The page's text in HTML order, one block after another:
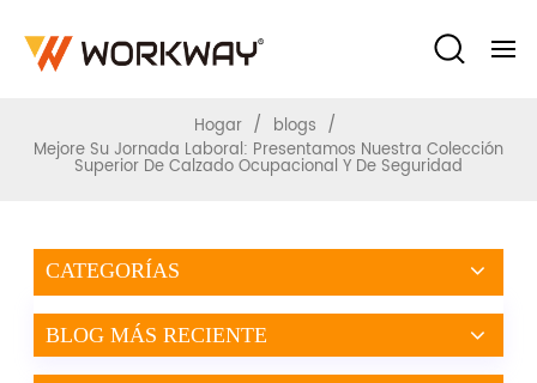
Hogar / blogs /
Mejore Su Jornada Laboral: Presentamos Nuestra Colección
Superior De Calzado Ocupacional Y De Seguridad
CATEGORÍAS
BLOG MÁS RECIENTE